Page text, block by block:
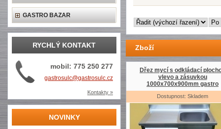
GASTRO BAZAR
RYCHLÝ KONTAKT
mobil: 775 250 277
gastrosulc@gastrosulc.cz
Kontakty »
NOVINKY
Zboží
Dřez mycí s odkládací
vlevo a zásuvkou
1000x700x900mm gastro
Dostupnost: Skladem